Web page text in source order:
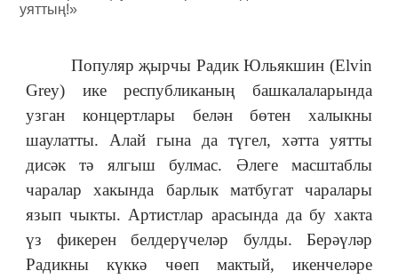
Популяр җырчы Радик Юльякшин (Elvin
Grey) ике республиканың башкалаларында
узган концертлары белән бөтен халыкны
шаулатты. Алай гына да түгел, хәтта уятты
дисәк тә ялгыш булмас. Әлеге масштаблы
чаралар хакында барлык матбугат чаралары
язып чыкты. Артистлар арасында да бу хакта
үз фикерен белдерүчеләр булды. Берәүләр
Радикны күккә чөеп мактый, икенчеләре